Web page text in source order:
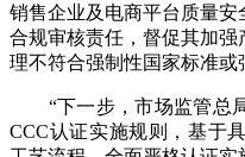
销售企业及电商平台质量
合规审核责任，督促其加
理不符合强制性国家标准或
“下一步，市场监管总局
CCC认证实施规则，基于